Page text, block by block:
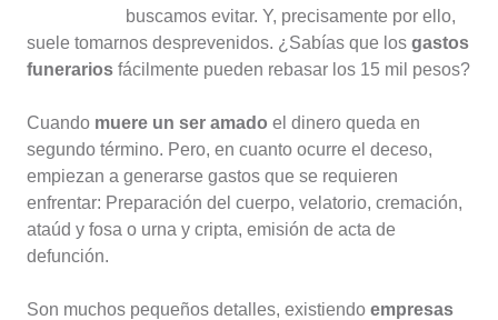
buscamos evitar. Y, precisamente por ello,
suele tomarnos desprevenidos. ¿Sabías que los gastos
funerarios fácilmente pueden rebasar los 15 mil pesos?
Cuando muere un ser amado el dinero queda en
segundo término. Pero, en cuanto ocurre el deceso,
empiezan a generarse gastos que se requieren
enfrentar: Preparación del cuerpo, velatorio, cremación,
ataúd y fosa o urna y cripta, emisión de acta de
defunción.
Son muchos pequeños detalles, existiendo empresas